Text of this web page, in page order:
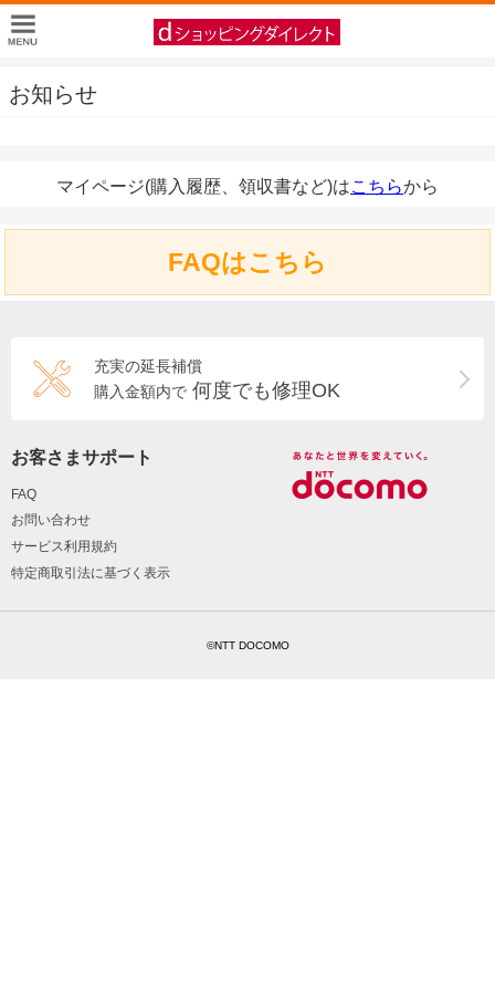
お知らせ
マイページ(購入履歴、領収書など)はこちらから
FAQはこちら
充実の延長補償
購入金額内で 何度でも修理OK
お客さまサポート
FAQ
お問い合わせ
サービス利用規約
特定商取引法に基づく表示
©NTT DOCOMO